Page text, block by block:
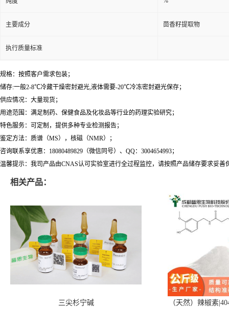
主要成分 茴香籽提取物
执行质量标准
规格：按照客户需求包装；
储存:一般2-8℃冷藏干燥密封避光,液体需要-20℃冷冻密封避光保存；
供应情况：大量现货；
用途范围：满足制药、保健食品及化妆品等行业的药理实验研究；
特色服务：可定制，提供多种专业检测报告；
鉴定方法：质谱（MS），核磁（NMR）；
咨询联系享优惠：18080489829（微信同号）、QQ：3004654993；
温馨提示：我司产品由CNAS认可实验室进行全过程监控，请按照产品储存要求妥善
相关产品：
三尖杉宁碱 （天然）辣椒素